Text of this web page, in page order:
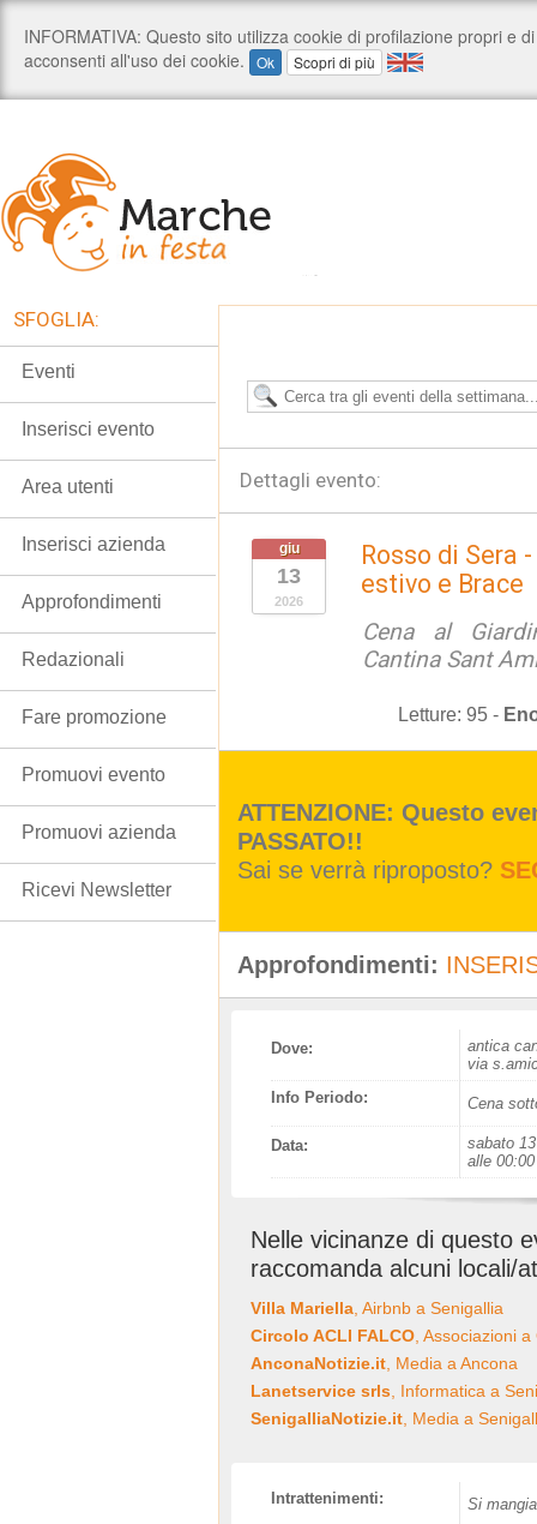
Dettagli evento:
giu
13
2026
Rosso di Sera
estivo e Brace
Cena al
Cantina Sant
Letture: 95 -
ATTENZIONE: Questo
PASSATO!!
Sai se verrà riproposto?
Approfondimenti:
Dove:
antica
via
Info Periodo:
Cena
Data:
sabato
alle 00:00
Nelle vicinanze di questo
raccomanda alcuni locali/
Villa Mariella , Airbnb a Senigallia
Circolo ACLI FALCO , Associazioni
AnconaNotizie.it , Media a Ancona
Lanetservice srls , Informatica a
SenigalliaNotizie.it , Media a
Intrattenimenti: Si mangia
SFOGLIA:
Eventi
Inserisci evento
Area utenti
Inserisci azienda
Approfondimenti
Redazionali
Fare promozione
Promuovi evento
Promuovi azienda
Ricevi Newsletter